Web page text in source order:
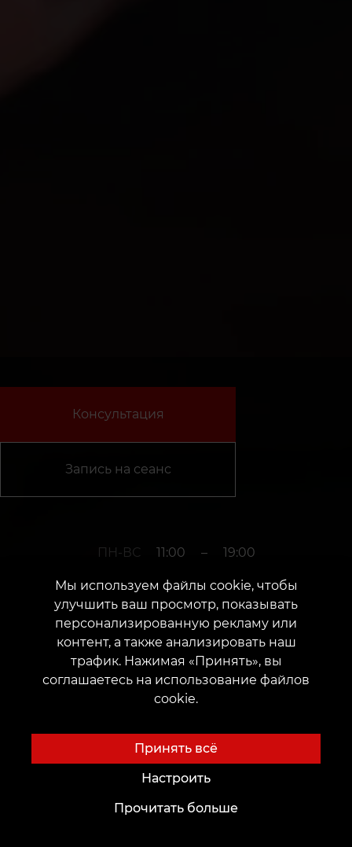
Улица Европейская, 54
Дата открытия: 16 апреля 2021 г.
Консультация
Запись на сеанс
ПН-ВС 11:00 – 19:00
+380952011108
Мы используем файлы cookie, чтобы
улучшить ваш просмотр, показывать
персонализированную рекламу или
контент, а также анализировать наш
трафик. Нажимая «Принять», вы
соглашаетесь на использование файлов
cookie.
Принять всё
Настроить
Прочитать больше